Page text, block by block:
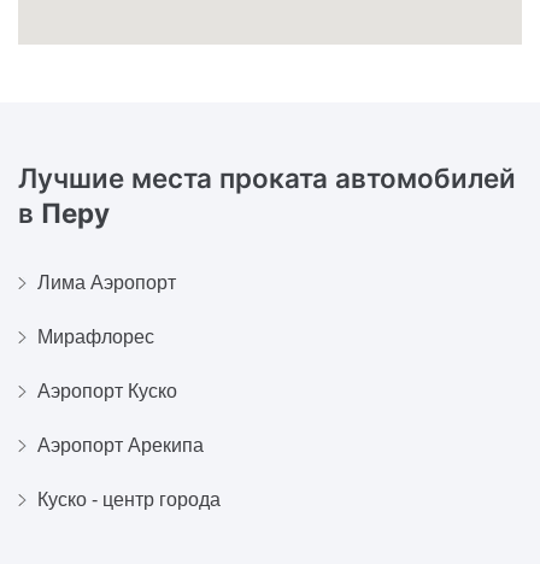
Лучшие места проката автомобилей
в Перу
Лима Аэропорт
Мирафлорес
Аэропорт Куско
Аэропорт Арекипа
Куско - центр города